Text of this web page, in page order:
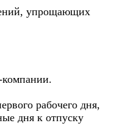
упрощающих
рабочего дня,
дня к отпуску